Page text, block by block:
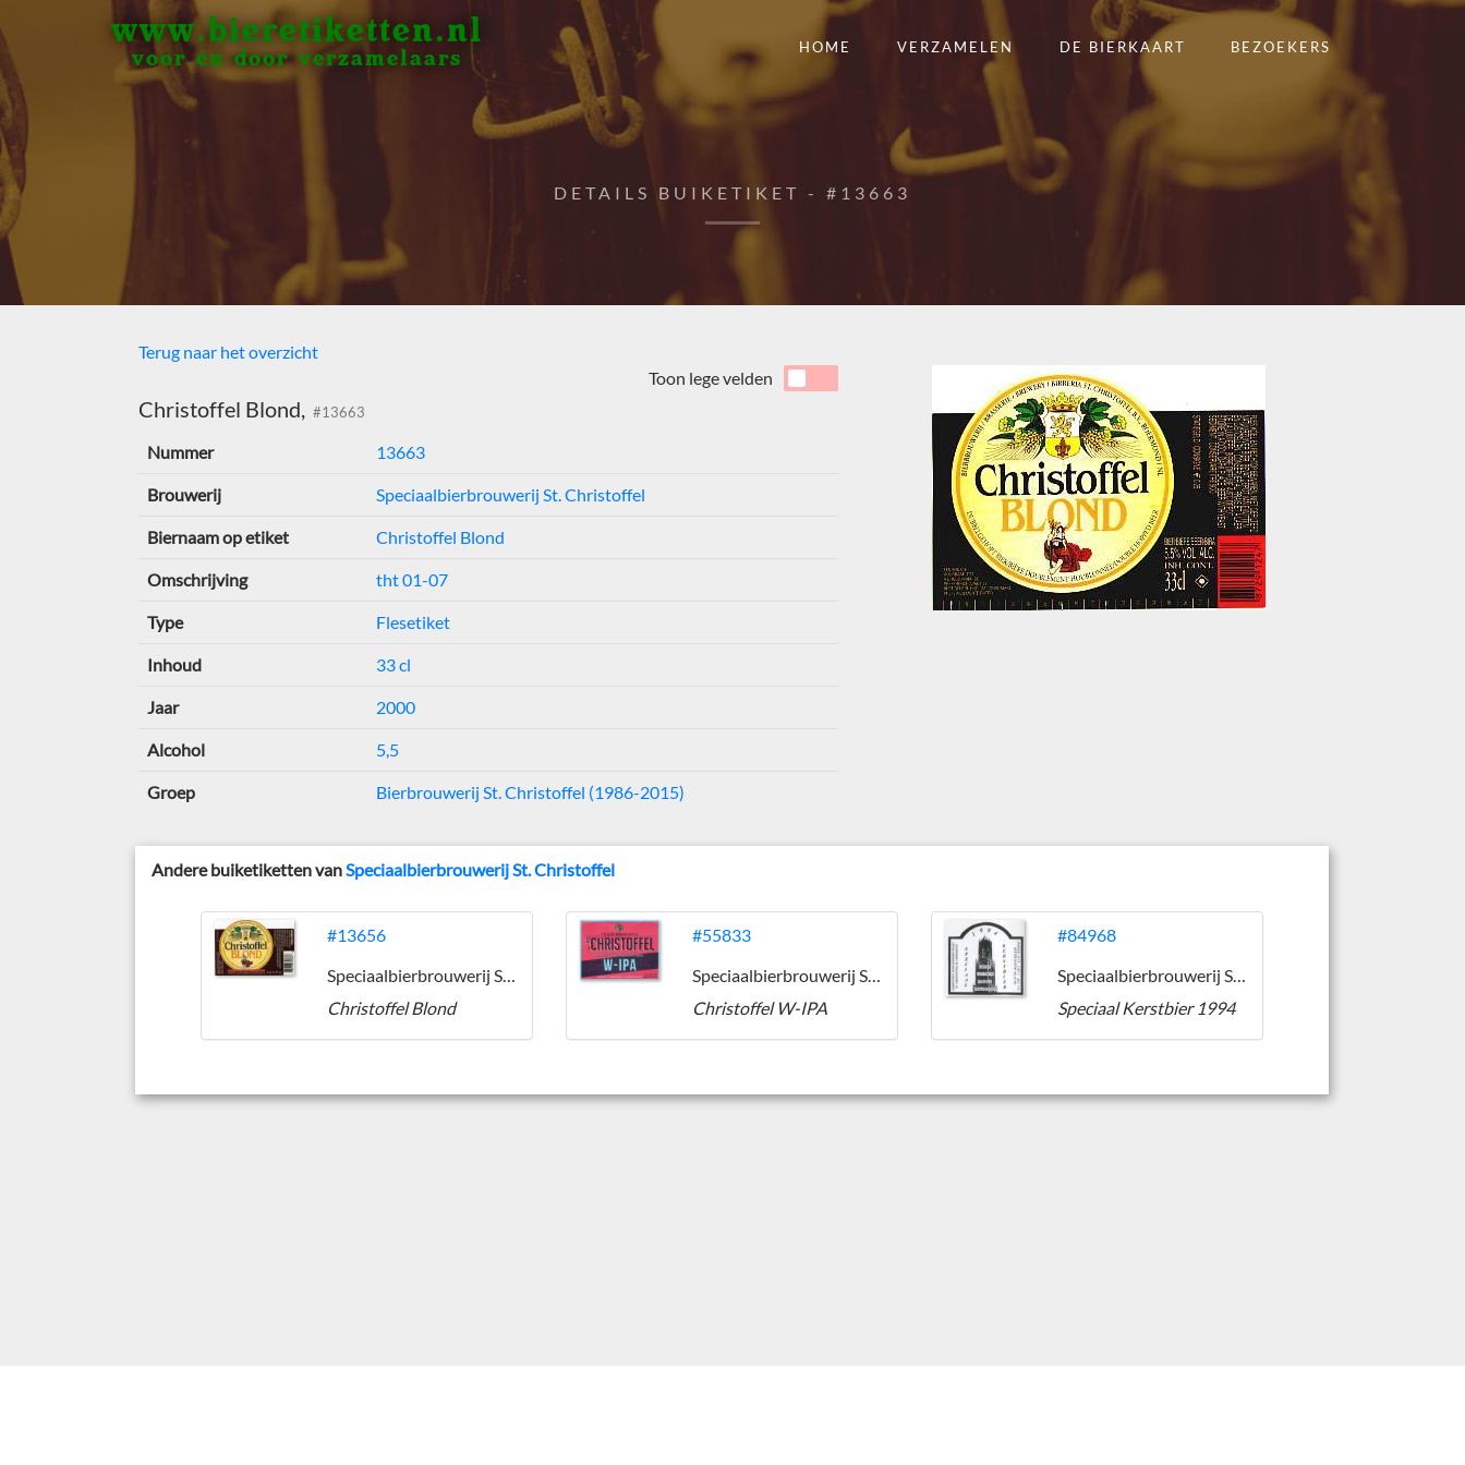
www.bieretiketten.nl
voor én door verzamelaars
HOME VERZAMELEN DE BIERKAART BEZOEKERS
DETAILS BUIKETIKET - #13663
Terug naar het overzicht
Christoffel Blond, #13663
Toon lege velden
Nummer 13663
Brouwerij Speciaalbierbrouwerij St. Christoffel
Biernaam op etiket Christoffel Blond
Omschrijving tht 01-07
Type Flesetiket
Inhoud 33 cl
Jaar 2000
Alcohol 5,5
Groep Bierbrouwerij St. Christoffel (1986-2015)
Andere buiketiketten vanSpeciaalbierbrouwerij St. Christoffel
#13656
Speciaalbierbrouwerij St. Christoffel
Christoffel Blond
#55833
Speciaalbierbrouwerij St. Christoffel
Christoffel W-IPA
#84968
Speciaalbierbrouwerij St. Christoffel
Speciaal Kerstbier 1994